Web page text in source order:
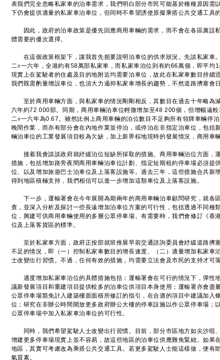
表我們完全忽略私家車的泊車需求，我們明白部分市民可能基於種種原因需
下仍會提供適量的私家車泊車位，但同時不希望誘使原擬乘搭公共交通工具
因此，政府的泊車政策是優先回應商用車輛的需求，而不會在各區廣設
體需要的優次選擇。
在這個政策框架下，讓我首先扼要說明泊車位的供求狀況。先談私家車
二○一六年，全港約有58萬部私家車，而私家車泊位則有約66萬個，即平均
現實上在駕駛者的住處及目的地附近均需要泊車位，故此在私家車數目持續
我們既需酌量增設車位，也須大力遏抑私家車增長的趨勢，不然道路擠塞會
至於商用車輛方面，與私家車的情況剛剛相反，其數目在過去十年略為
六年約72 000部。同期，商用車輛泊車位輕微增加至48 200個，但增幅遠
二○一六年為0.67。雖然比例上商用車輛的泊位數目不足夠所有領牌車輛停
晚間作業，而亦有部分會在內地作業並停泊，或停泊在非指定泊車位，包括
輛泊車位的工業發展項目較為欠缺，加上新界棕地現時的發展情況，商用車
接着我會談談政府就紓緩泊位短缺所採取的措施。商用車輛泊位方面，
措施，包括增加路旁夜間商用車輛泊車位計劃、指定短期租約停車場必須提
位、以及增加旅遊巴士泊車位及上落客設施等。過去三年，這些措施合共新
得到地區積極支持，我們相信可以進一步增加這類車位及上落客設施。
下一步，運輸署會在今年展開為期兩年的商用車輛泊車顧問研究，就各
查，並深入分析及探討一些長遠增加泊車位方案的可行性，包括透過不同種
位，興建可供商用車輛使用的多層公眾停車場。有需要時，我們會修訂《香
位及上落客貨區的標準。
至於私家車方面，政府正按部就班推展早前交通諮詢委員會紓緩道路擠
不足的情況，即（一）控制私家車數目的增長速度、（二）適量增加私家車
士改變出行習慣。不過，任何有效的措施，均需要立法會及市民的支持才可
適度增加私家車泊位的具體措施包括：運輸署會在可行的情況下，彈性
議新發展項目和重建項目提供較多的泊車位供項目本身使用；運輸署亦會盡
公眾停車場豁免計入建築樓面面積所修訂的指引，在合適的項目中建議加入
位；研究在非辦公時間開放更多政府辦公大樓的停車設施以作公眾停車場；
公眾停車場中加入私家車泊車位的可行性。
同時，我們希望駕駛人士改變出行習慣。目前，部分市區地方如尖沙咀
增建更多停車場現實上並不容易，故這些地區的泊車位供應難免緊絀。如果
地區，其實可考慮改為乘搭公共交通工具。若更多駕駛人士能這樣做，便有
氣質素。